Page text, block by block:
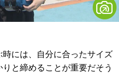
時には、自分に合ったサイズ
と締めることが重要だそう